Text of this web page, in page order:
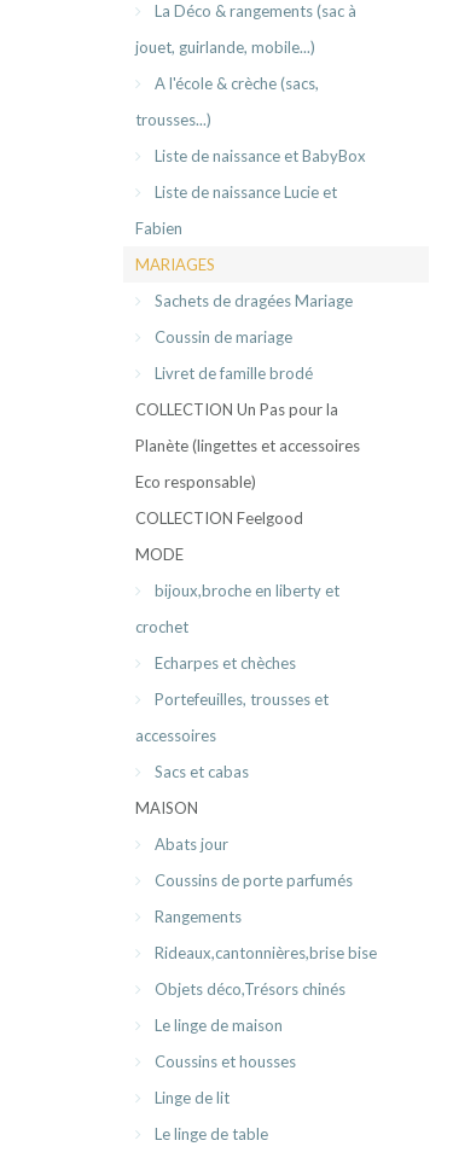
La Déco & rangements (sac à
jouet, guirlande, mobile...)
A l'école & crèche (sacs,
trousses...)
Liste de naissance et BabyBox
Liste de naissance Lucie et
Fabien
MARIAGES
Sachets de dragées Mariage
Coussin de mariage
Livret de famille brodé
COLLECTION Un Pas pour la
Planète (lingettes et accessoires
Eco responsable)
COLLECTION Feelgood
MODE
bijoux,broche en liberty et
crochet
Echarpes et chèches
Portefeuilles, trousses et
accessoires
Sacs et cabas
MAISON
Abats jour
Coussins de porte parfumés
Rangements
Rideaux,cantonnières,brise bise
Objets déco,Trésors chinés
Le linge de maison
Coussins et housses
Linge de lit
Le linge de table